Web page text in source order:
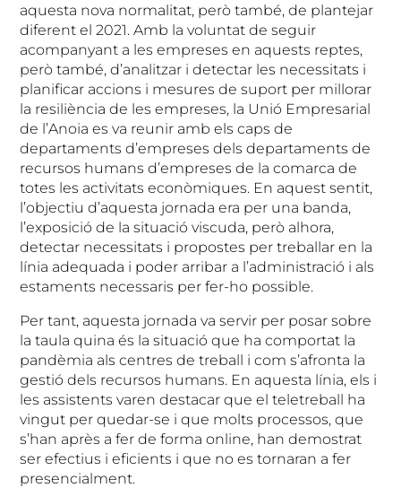
aquesta nova normalitat, però també, de plantejar
diferent el 2021. Amb la voluntat de seguir
acompanyant a les empreses en aquests reptes,
però també, d’analitzar i detectar les necessitats i
planificar accions i mesures de suport per millorar
la resiliència de les empreses, la Unió Empresarial
de l’Anoia es va reunir amb els caps de
departaments d’empreses dels departaments de
recursos humans d’empreses de la comarca de
totes les activitats econòmiques. En aquest sentit,
l’objectiu d’aquesta jornada era per una banda,
l’exposició de la situació viscuda, però alhora,
detectar necessitats i propostes per treballar en la
línia adequada i poder arribar a l’administració i als
estaments necessaris per fer-ho possible.
Per tant, aquesta jornada va servir per posar sobre
la taula quina és la situació que ha comportat la
pandèmia als centres de treball i com s’afronta la
gestió dels recursos humans. En aquesta línia, els i
les assistents varen destacar que el teletreball ha
vingut per quedar-se i que molts processos, que
s’han après a fer de forma online, han demostrat
ser efectius i eficients i que no es tornaran a fer
presencialment.